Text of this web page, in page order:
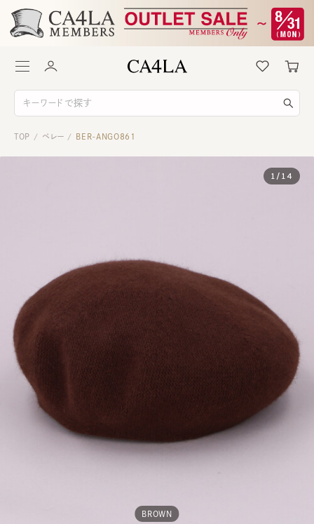
TOP / ベレー / BER-ANGO861
BROWN
1 / 14